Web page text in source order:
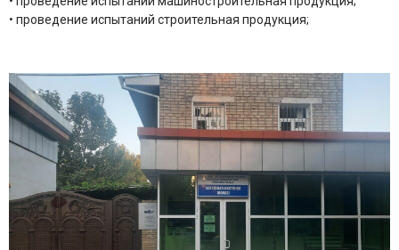
• проведение испытаний строительная продукция;